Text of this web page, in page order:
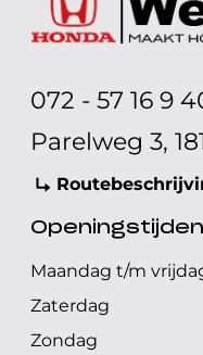
072 - 57 16 9
Parelweg 3,
Maandag t/m
Zaterdag
Zondag